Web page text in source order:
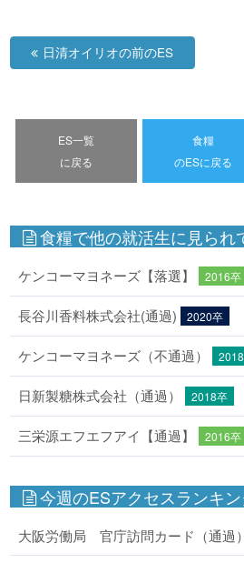
日清オイリオの前のES
ES一覧
に戻る
食糧
のESに戻る
食糧で他の就活生に見られ
ケンコーマヨネーズ【落選】 2016卒
長谷川香料株式会社(通過) 2020卒
ケンコーマヨネーズ（不通過）
日新製糖株式会社（通過） 2018卒
三栄源エフエフアイ【通過】 2016卒
今週のESアクセスランキ
大阪労働局 官庁訪問カード（通過）